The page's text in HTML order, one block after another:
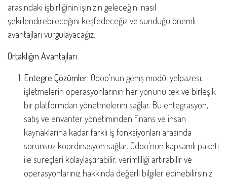
arasındaki işbirliğinin işinizin geleceğini nasıl
şekillendirebileceğini keşfedeceğiz ve sunduğu önemli
avantajları vurgulayacağız.
Ortaklığın Avantajları
Entegre Çözümler: Odoo'nun geniş modül yelpazesi,
işletmelerin operasyonlarının her yönünü tek ve birleşik
bir platformdan yönetmelerini sağlar. Bu entegrasyon,
satış ve envanter yönetiminden finans ve insan
kaynaklarına kadar farklı iş fonksiyonları arasında
sorunsuz koordinasyon sağlar. Odoo'nun kapsamlı paketi
ile süreçleri kolaylaştırabilir, verimliliği artırabilir ve
operasyonlarınız hakkında değerli bilgiler edinebilirsiniz.